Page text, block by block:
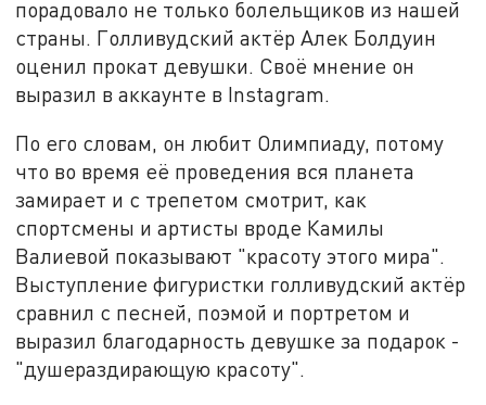
порадовало не только болельщиков из нашей
страны. Голливудский актёр Алек Болдуин
оценил прокат девушки. Своё мнение он
выразил в аккаунте в Instagram.
По его словам, он любит Олимпиаду, потому
что во время её проведения вся планета
замирает и с трепетом смотрит, как
спортсмены и артисты вроде Камилы
Валиевой показывают "красоту этого мира".
Выступление фигуристки голливудский актёр
сравнил с песней, поэмой и портретом и
выразил благодарность девушке за подарок -
"душераздирающую красоту".